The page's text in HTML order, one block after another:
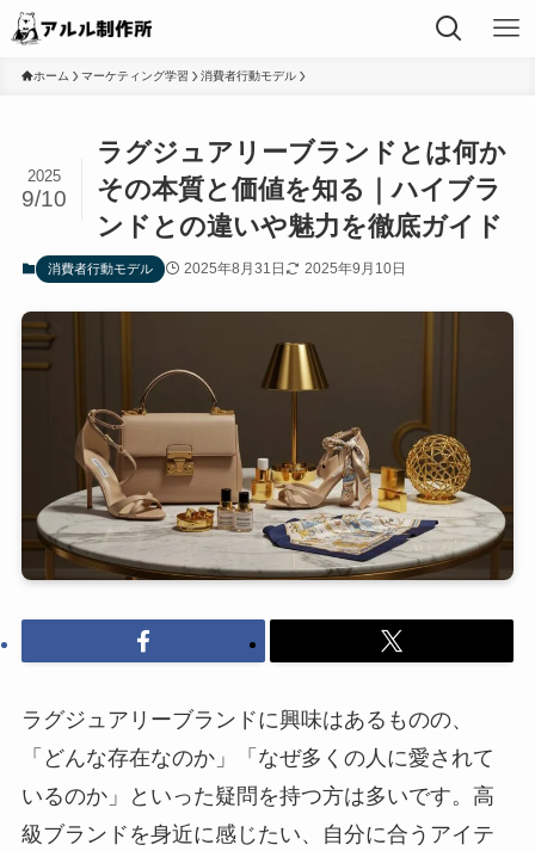
ホーム マーケティング学習 消費者行動モデル
ラグジュアリーブランドとは何か
その本質と価値を知る｜ハイブラ
ンドとの違いや魅力を徹底ガイド
2025
9/10
消費者行動モデル 2025年8月31日 2025年9月10日
ラグジュアリーブランドに興味はあるものの、
「どんな存在なのか」「なぜ多くの人に愛されて
いるのか」といった疑問を持つ方は多いです。高
級ブランドを身近に感じたい、自分に合うアイテ